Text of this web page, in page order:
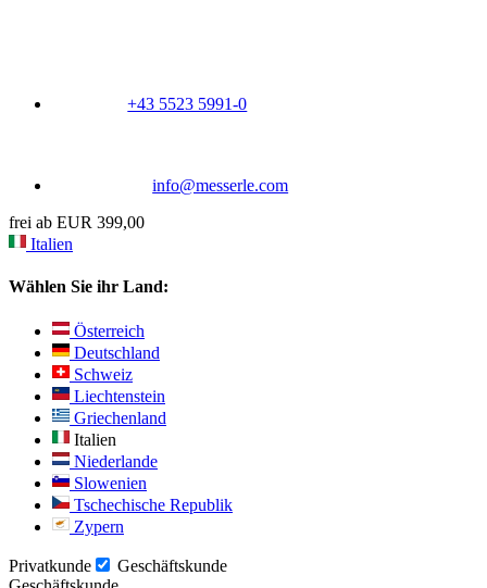
+43 5523 5991-0
info@messerle.com
frei ab EUR 399,00
Italien
Wählen Sie ihr Land:
Österreich
Deutschland
Schweiz
Liechtenstein
Griechenland
Italien
Niederlande
Slowenien
Tschechische Republik
Zypern
Privatkunde
Geschäftskunde